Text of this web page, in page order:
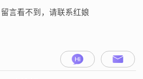
留言看不到，请联系红娘